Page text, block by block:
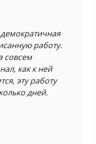
работу.
совсем
как к ней
эту работу
дней.